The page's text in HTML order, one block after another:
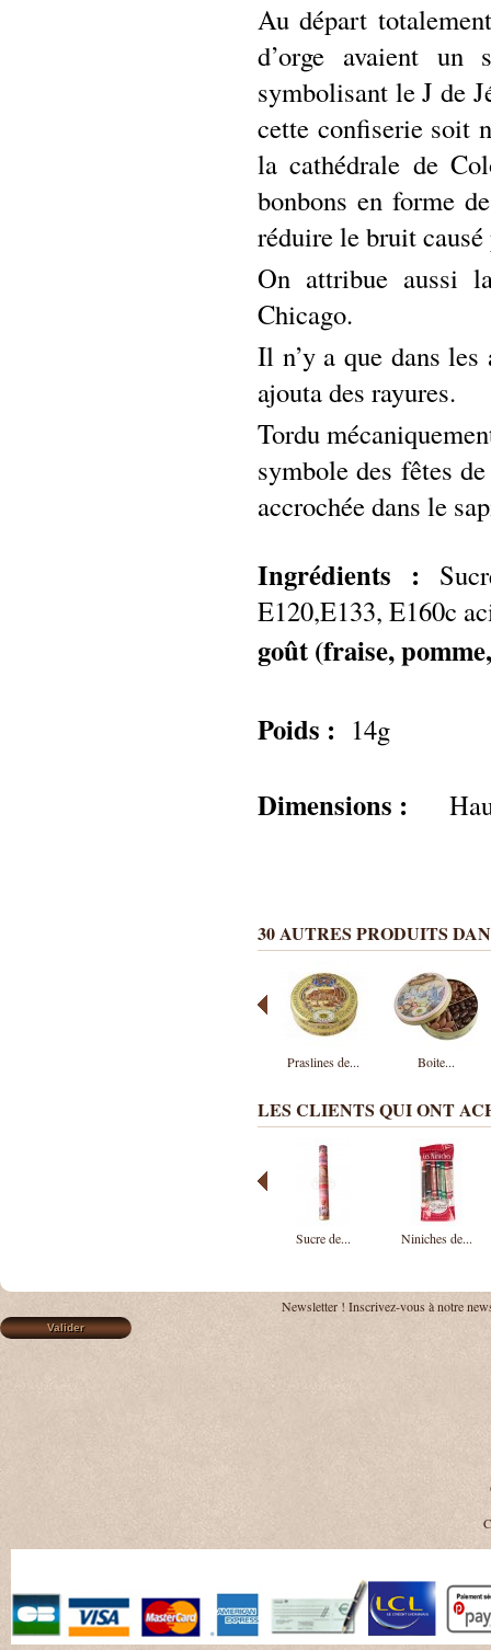
Au départ
d’orge avaient un
symbolisant le J de
cette confiserie soit
la cathédrale de
bonbons en forme
réduire le bruit
On attribue aussi
Chicago.
Il n’y a que dans les
ajouta des rayures.
Tordu
symbole des fêtes
accrochée dans le
Ingrédients :
E120,E133, E160c
goût (fraise,
Poids : 14g
Dimensions :
30 AUTRES PRODUITS
Praslines de... Boite...
LES CLIENTS QUI ONT
Sucre de... Niniches de...
Newsletter ! Inscrivez-vous à notre